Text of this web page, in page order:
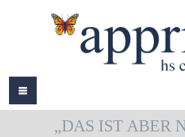
ÜBER MICH
„DAS IST ABER